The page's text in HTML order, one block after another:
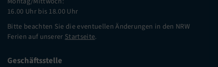
16.00 Uhr bis 18.00 Uhr
Bitte beachten Sie die eventuellen Änderungen in den NRW
Ferien auf unserer Startseite.
Geschäftsstelle